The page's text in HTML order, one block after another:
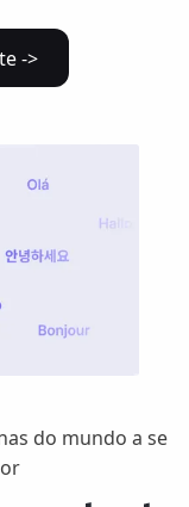
->
do mundo a se